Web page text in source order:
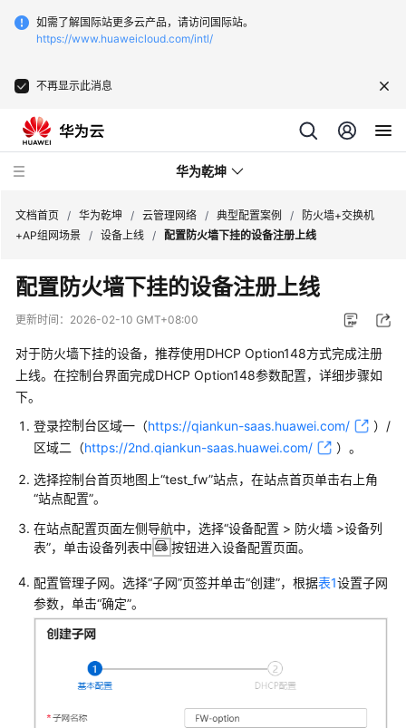
如需了解国际站更多云产品，请访问国际站。
https://www.huaweicloud.com/intl/
不再显示此消息
华为乾坤
安
全
云
务
理
网
络
型
配
置
案
例
网
文档首页 / 华为乾坤 / 云管理网络 / 典型配置案例 /
防火墙+交换机
+AP组网场景 / 设备上线 / 配置防火墙下挂的设备注册上线
配置防火墙下挂的设备注册上线
更新时间： 2026-02-10 GMT+08:00
对于防火墙下挂的设备，推荐使用DHCP Option148方式完成注册
上线。在控制台界面完成DHCP Option148参数配置，详细步骤如
下。
登录控制台区域一（https://qiankun-saas.huawei.com/
）/
区域二（https://2nd.qiankun-saas.huawei.com/ ） 。
选择控制台首页地图上“test_fw”站点，在站点首页单击右上角
“站点配置”。
在站点配置页面左侧导航中，选择“设备配置 > 防火墙 >设备列
表”，单击设备列表中 按钮进入设备配置页面。
配置管理子网。选择“子网”页签并单击“创建”，根据表1设置子网
参数，单击“确定”。